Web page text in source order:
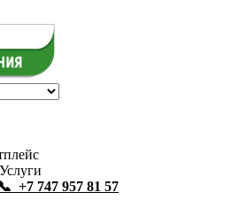
+7 747 957 81 57